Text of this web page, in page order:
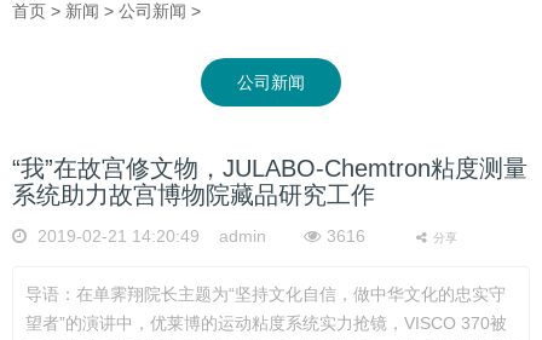
首页 > 新闻 > 公司新闻 >
公司新闻
“我”在故宫修文物，JULABO-Chemtron粘度测量
系统助力故宫博物院藏品研究工作
2019-02-21 14:20:49 admin 3616 分享
导语：在单霁翔院长主题为“坚持文化自信，做中华文化的忠实守
望者”的演讲中，优莱博的运动粘度系统实力抢镜，VISCO 370被